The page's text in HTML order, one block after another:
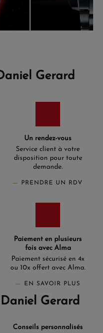
Gerard
Un rendez-vous
Service client à votre
disposition pour toute
demande.
PRENDRE UN RDV
Paiement en plusieurs
fois avec Alma
Paiement sécurisé en 4x
ou 10x offert avec Alma.
EN SAVOIR PLUS
Gerard
Conseils personnalisés